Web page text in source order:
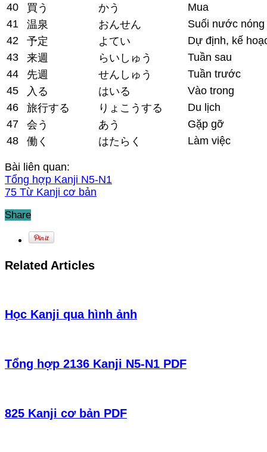
40
買う かう
Mua
41
温泉 おんせん
Suối nước nóng
42
予定 よてい
Dự định, kế
43
来週 らいしゅう
Tuần sau
44
先週 せんしゅう
Tuần trước
45
入る はいる
Vào trong
46
旅行する りょこうする
Du lịch
47
会う あう
Gặp gỡ
48
働く はたらく Làm việc
Bài liên quan:
Tổng hợp Kanji N5-N1
75 Từ Kanji cơ bản
Share
Related Articles
Học Kanji qua hình ảnh
Tổng hợp 2136 Kanji N5-N1 PDF
825 Kanji cơ bản PDF